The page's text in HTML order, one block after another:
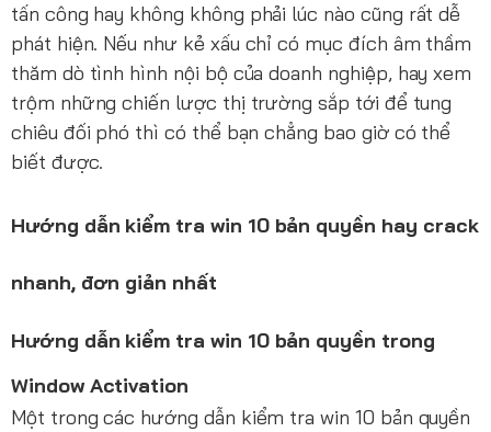
tấn công hay không không phải lúc nào cũng rất dễ
phát hiện. Nếu như kẻ xấu chỉ có mục đích âm thầm
thăm dò tình hình nội bộ của doanh nghiệp, hay xem
trộm những chiến lược thị trường sắp tới để tung
chiêu đối phó thì có thể bạn chẳng bao giờ có thể
biết được.
Hướng dẫn kiểm tra win 10 bản quyền hay crack
nhanh, đơn giản nhất
Hướng dẫn kiểm tra win 10 bản quyền trong
Window Activation
Một trong các hướng dẫn kiểm tra win 10 bản quyền